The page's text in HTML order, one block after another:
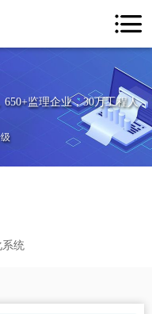
监理企业，30万工程人
系统